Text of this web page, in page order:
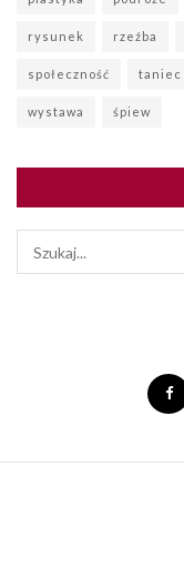
rysunek rzeźba
społeczność taniec
wystawa śpiew